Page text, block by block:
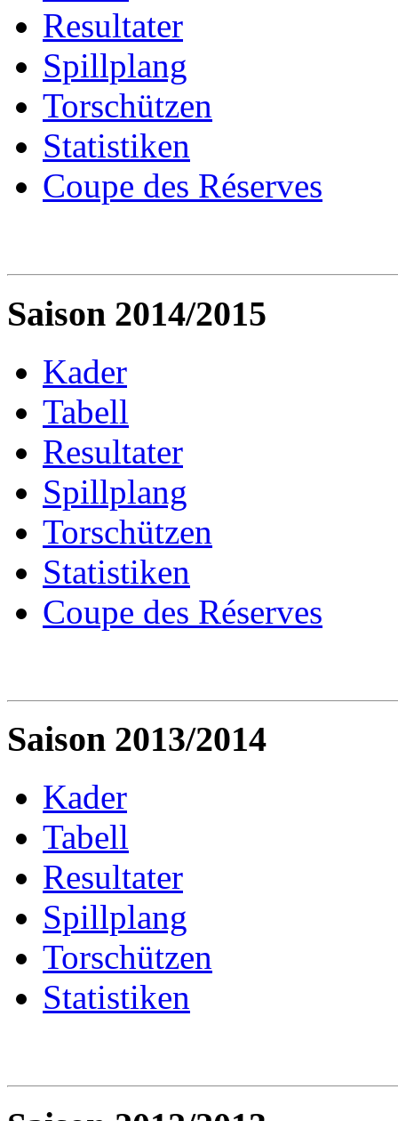
Resultater
Spillplang
Torschützen
Statistiken
Coupe des Réserves
Saison 2014/2015
Kader
Tabell
Resultater
Spillplang
Torschützen
Statistiken
Coupe des Réserves
Saison 2013/2014
Kader
Tabell
Resultater
Spillplang
Torschützen
Statistiken